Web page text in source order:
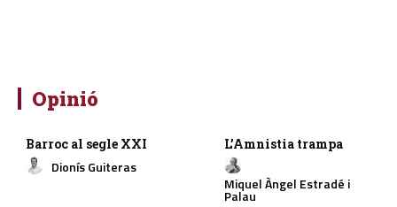
Opinió
Barroc al segle XXI
Dionís Guiteras
L’Amnistia trampa
Miquel Àngel Estradé i
Palau